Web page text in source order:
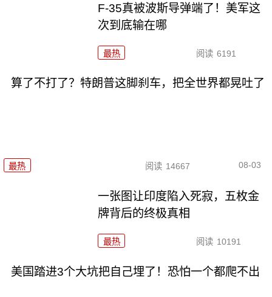
F-35真被波斯导弹端了！美军这
次到底输在哪
最热 阅读 6191
算了不打了？特朗普这脚刹车，把全世界都晃吐了
最热 阅读 14667 08-03
一张图让印度陷入死寂，五枚金
牌背后的终极真相
最热 阅读 10191
美国踏进3个大坑把自己埋了！恐怕一个都爬不出